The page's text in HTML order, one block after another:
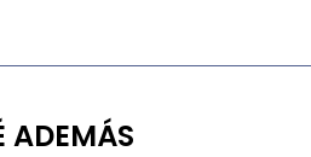
ADEMÁS